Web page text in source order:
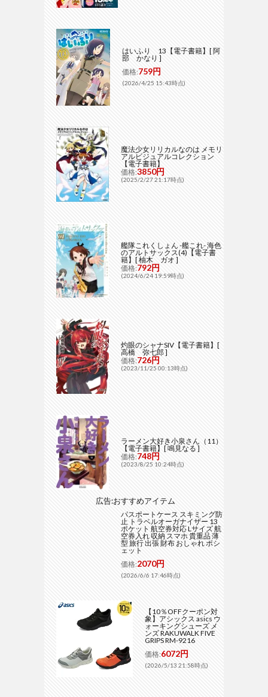
はいふり 13【電子書籍】[ 阿
部 かなり ]
価格:759円
(2026/4/25 15:43時点)
魔法少女リリカルなのは メモリ
アルビジュアルコレクション
【電子書籍】
価格:3850円
(2025/2/27 21:17時点)
艦隊これくしょん -艦これ- 海色
のアルトサックス(4)【電子書
籍】[ 柚木 ガオ ]
価格:792円
(2024/6/24 19:59時点)
灼眼のシャナSIV【電子書籍】[
高橋 弥七郎 ]
価格:726円
(2023/11/25 00:13時点)
ラーメン大好き小泉さん（11）
【電子書籍】[ 鳴見なる ]
価格:748円
(2023/8/25 10:24時点)
広告:おすすめアイテム
パスポートケース スキミング防
止 トラベルオーガナイザー 13
ポケット 航空券対応 Lサイズ 航
空券入れ 収納 スマホ 貴重品 薄
型 旅行 出張 財布 おしゃれ ポシ
ェット
価格:2070円
(2026/6/6 17:46時点)
【10％OFFクーポン対
象】アシックス asics ウ
ォーキングシューズ メ
ンズ RAKUWALK FIVE
GRIPS RM-9216
価格:6072円
(2026/5/13 21:58時点)